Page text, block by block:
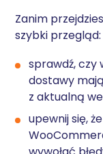
Zanim
szybki przegląd:
sprawdź, czy
dostawy
z aktualną
upewnij się,